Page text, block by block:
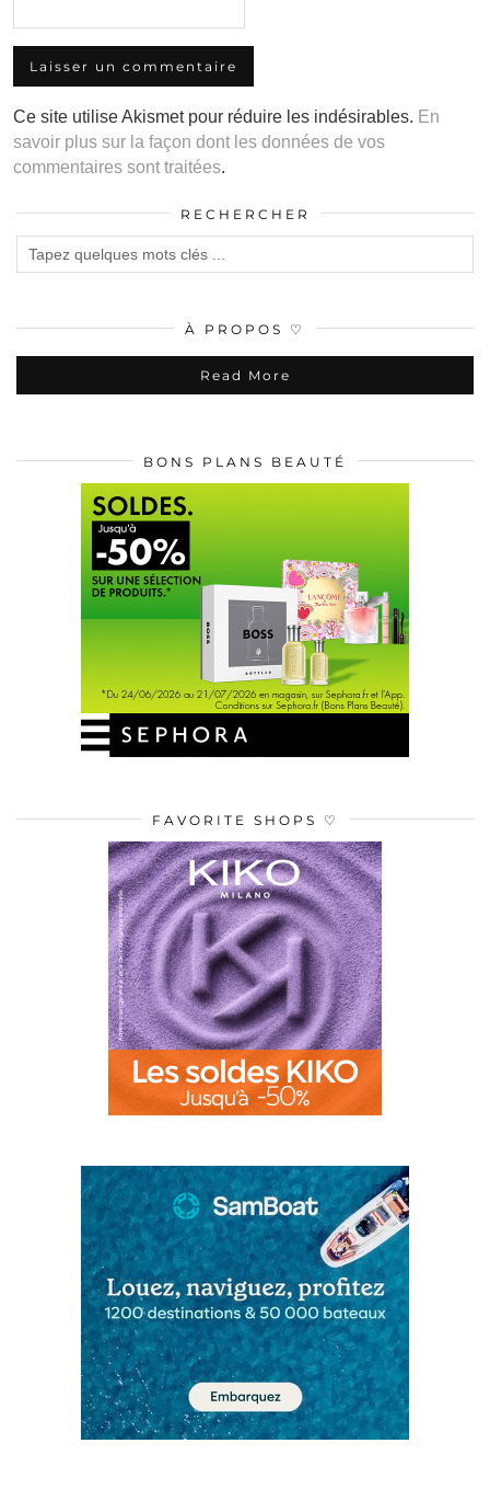
Ce site utilise Akismet pour réduire les indésirables. En
savoir plus sur la façon dont les données de vos
commentaires sont traitées.
RECHERCHER
À PROPOS ♡
Read More
BONS PLANS BEAUTÉ
FAVORITE SHOPS ♡